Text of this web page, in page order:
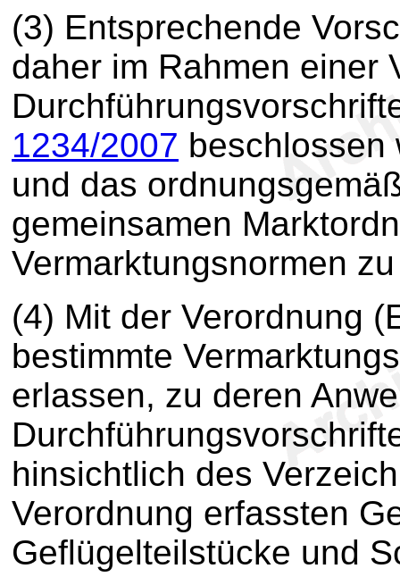
(3) Entsprechende
daher im Rahmen einer
1234/2007 beschlossen
und das
gemeinsamen
Vermarktungsnormen
(4) Mit der Verordnung
bestimmte
erlassen, zu deren
hinsichtlich des
Verordnung erfassten
Geflügelteilstücke und